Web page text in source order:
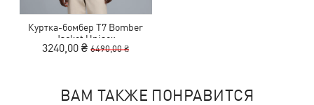
Куртка-бомбер T7 Bomber
Jacket Unisex
3240,00 ₴6490,00 ₴
ВАМ ТАКЖЕ ПОНРАВИТСЯ